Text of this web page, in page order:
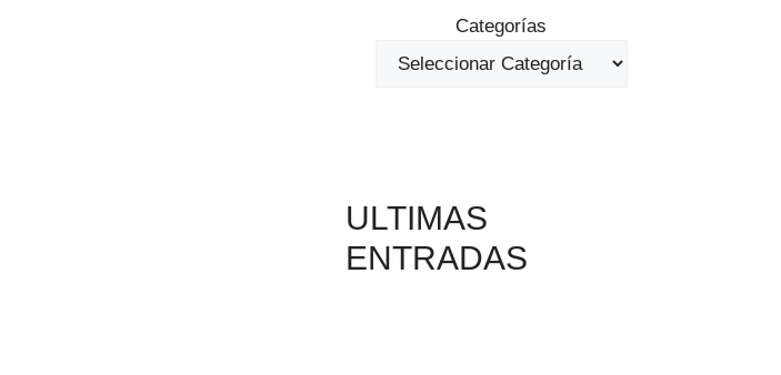
Categorías
ULTIMAS
ENTRADAS